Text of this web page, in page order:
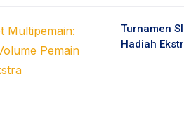
Turnamen
Hadiah